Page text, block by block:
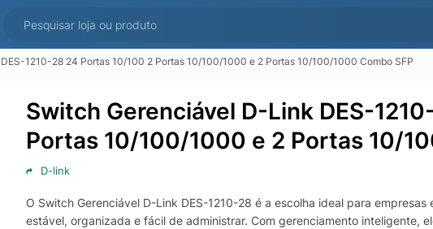
1210-28 24 Portas 10/100 2 Portas 10/100/1000 e 2 Portas 10/100/1000 Combo SFP
Switch Gerenciável D-Link DES-
Portas 10/100/1000 e 2 Portas 10/
D-link
O Switch Gerenciável D-Link DES-1210-28 é a escolha ideal para
estável, organizada e fácil de administrar. Com gerenciamento inteligente,